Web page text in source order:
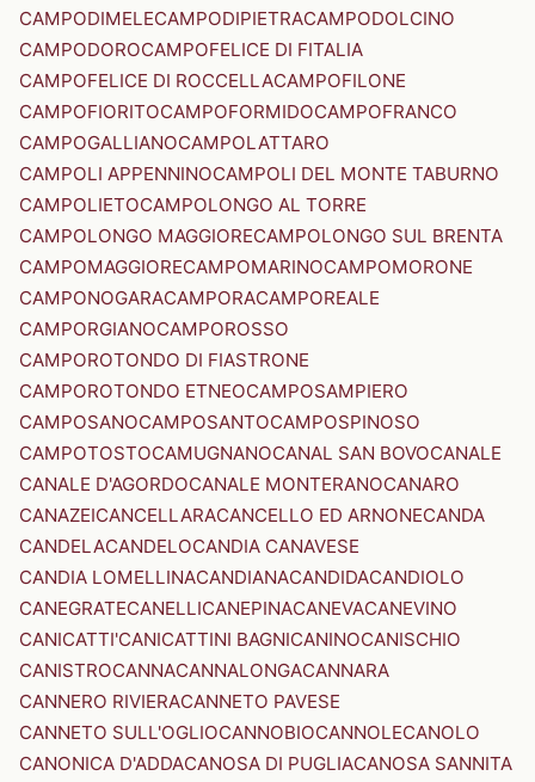
CAMPODIMELECAMPODIPIETRACAMPODOLCINO
CAMPODOROCAMPOFELICE DI FITALIA
CAMPOFELICE DI ROCCELLACAMPOFILONE
CAMPOFIORITOCAMPOFORMIDOCAMPOFRANCO
CAMPOGALLIANOCAMPOLATTARO
CAMPOLI APPENNINOCAMPOLI DEL MONTE TABURNO
CAMPOLIETOCAMPOLONGO AL TORRE
CAMPOLONGO MAGGIORECAMPOLONGO SUL BRENTA
CAMPOMAGGIORECAMPOMARINOCAMPOMORONE
CAMPONOGARACAMPORACAMPOREALE
CAMPORGIANOCAMPOROSSO
CAMPOROTONDO DI FIASTRONE
CAMPOROTONDO ETNEOCAMPOSAMPIERO
CAMPOSANOCAMPOSANTOCAMPOSPINOSO
CAMPOTOSTOCAMUGNANOCANAL SAN BOVOCANALE
CANALE D'AGORDOCANALE MONTERANOCANARO
CANAZEICANCELLARACANCELLO ED ARNONECANDA
CANDELACANDELOCANDIA CANAVESE
CANDIA LOMELLINACANDIANACANDIDACANDIOLO
CANEGRATECANELLICANEPINACANEVACANEVINO
CANICATTI'CANICATTINI BAGNICANINOCANISCHIO
CANISTROCANNACANNALONGACANNARA
CANNERO RIVIERACANNETO PAVESE
CANNETO SULL'OGLIOCANNOBIOCANNOLECANOLO
CANONICA D'ADDACANOSA DI PUGLIACANOSA SANNITA